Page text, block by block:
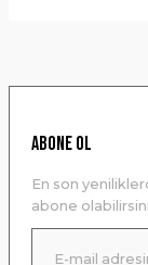
Ürün resmi
Ürün
Ürün fiyatı
Bu ürüne
ABONE OL
En son
abone